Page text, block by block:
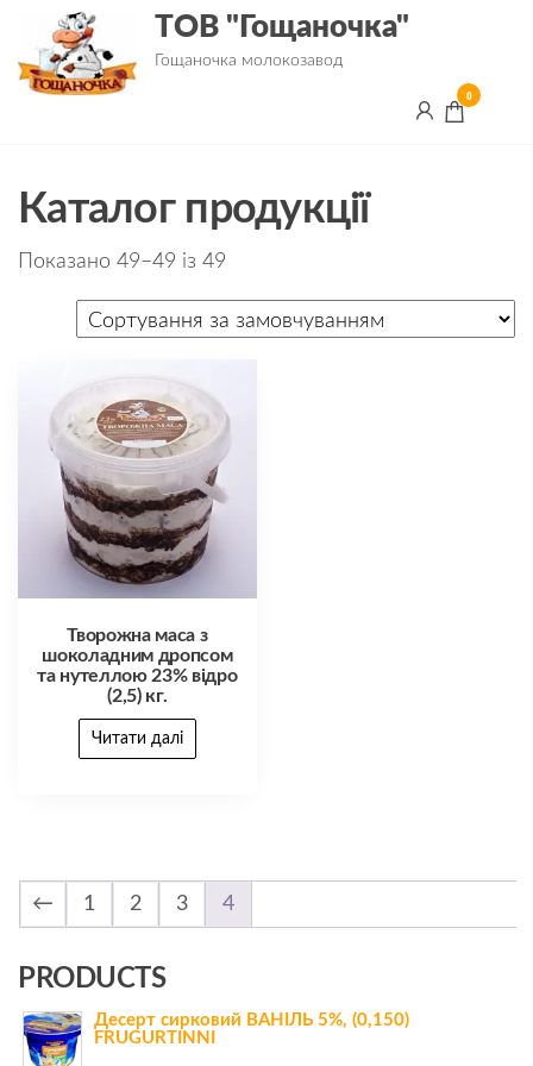
ТОВ "Гощаночка"
Гощаночка молокозавод
0
Каталог продукції
Показано 49–49 із 49
Творожна маса з
шоколадним дропсом
та нутеллою 23% відро
(2,5) кг.
Читати далі
← 1 2 3 4
PRODUCTS
Десерт сирковий ВАНІЛЬ 5%, (0,150)
FRUGURTINNI